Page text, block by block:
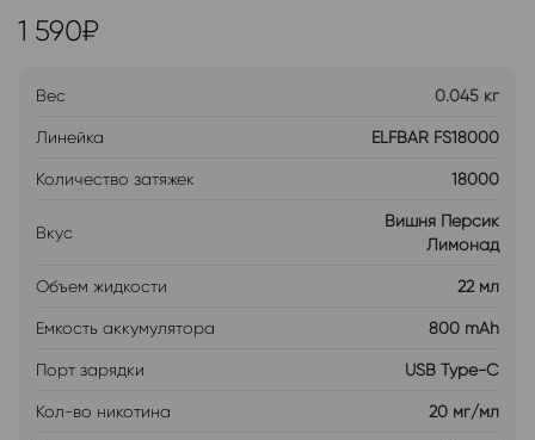
1 590₽
Вес 0.045 кг
Линейка ELFBAR FS18000
Количество затяжек 18000
Вкус
Вишня Персик
Лимонад
Объем жидкости 22 мл
Емкость аккумулятора 800 mAh
Порт зарядки USB Type-C
Кол-во никотина 20 мг/мл